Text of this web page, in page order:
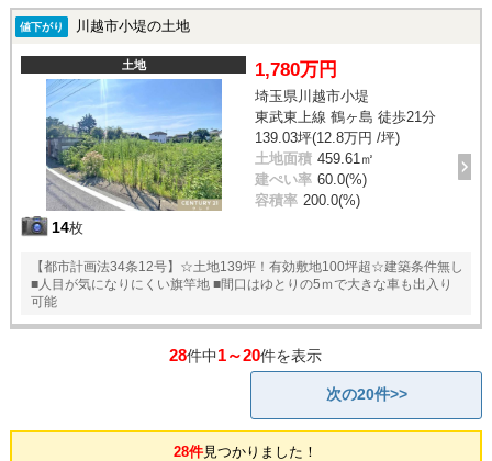
値下がり 川越市小堤の土地
土地
14枚
1,780万円
埼玉県川越市小堤
東武東上線 鶴ヶ島 徒歩21分
139.03坪(12.8万円 /坪)
土地面積 459.61㎡
建ぺい率 60.0(%)
容積率 200.0(%)
【都市計画法34条12号】☆土地139坪！有効敷地100坪超☆建築条件無し
■人目が気になりにくい旗竿地 ■間口はゆとりの5ｍで大きな車も出入り
可能
28件中1～20件を表示
次の20件>>
28件見つかりました！